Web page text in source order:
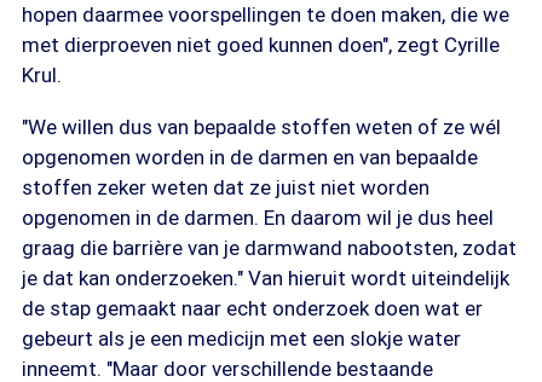
hopen daarmee voorspellingen te doen maken, die we
met dierproeven niet goed kunnen doen", zegt Cyrille
Krul.
"We willen dus van bepaalde stoffen weten of ze wél
opgenomen worden in de darmen en van bepaalde
stoffen zeker weten dat ze juist niet worden
opgenomen in de darmen. En daarom wil je dus heel
graag die barrière van je darmwand nabootsten, zodat
je dat kan onderzoeken." Van hieruit wordt uiteindelijk
de stap gemaakt naar echt onderzoek doen wat er
gebeurt als je een medicijn met een slokje water
inneemt. "Maar door verschillende bestaande